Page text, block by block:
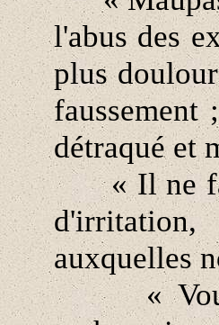
l'abus des
plus
détraqué et
« Il ne faut
auxquelles
« Vous